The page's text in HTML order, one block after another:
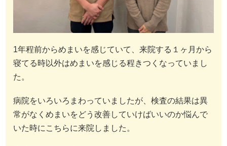
1年程前からめまいを感じていて、来院する１ヶ月から
寝てる時以外はめまいを感じる程きつくなっていまし
た。
病院をいろいろまわっていましたが、検査の結果は異
常がなくめまいをどう改善していけばいいのか悩んで
いた時にこちらに来院しました。